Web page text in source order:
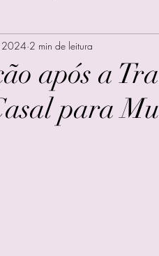
após a
para
2024 2 min de leitura